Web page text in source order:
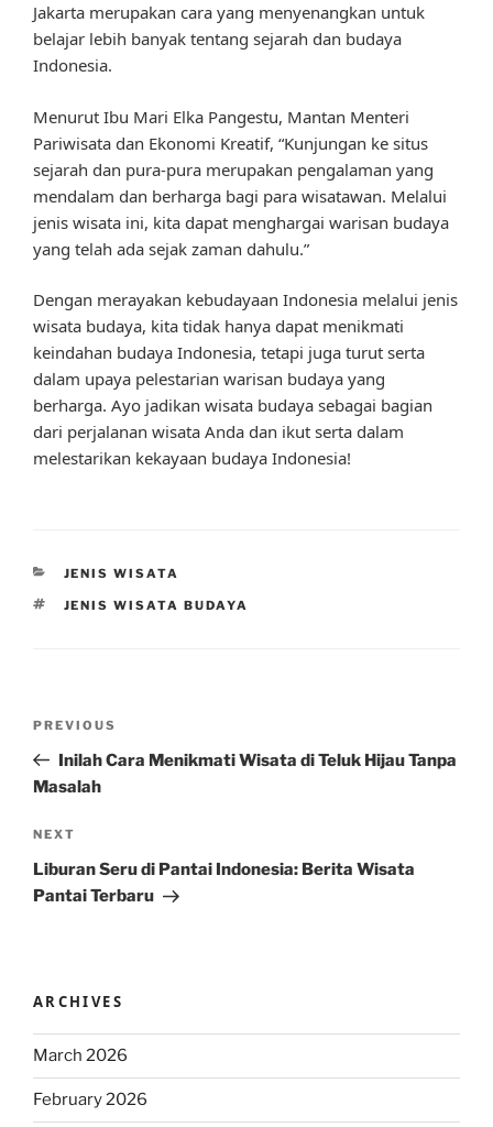
Jakarta merupakan cara yang menyenangkan untuk
belajar lebih banyak tentang sejarah dan budaya
Indonesia.
Menurut Ibu Mari Elka Pangestu, Mantan Menteri
Pariwisata dan Ekonomi Kreatif, “Kunjungan ke situs
sejarah dan pura-pura merupakan pengalaman yang
mendalam dan berharga bagi para wisatawan. Melalui
jenis wisata ini, kita dapat menghargai warisan budaya
yang telah ada sejak zaman dahulu.”
Dengan merayakan kebudayaan Indonesia melalui jenis
wisata budaya, kita tidak hanya dapat menikmati
keindahan budaya Indonesia, tetapi juga turut serta
dalam upaya pelestarian warisan budaya yang
berharga. Ayo jadikan wisata budaya sebagai bagian
dari perjalanan wisata Anda dan ikut serta dalam
melestarikan kekayaan budaya Indonesia!
CATEGORIES
JENIS WISATA
TAGS
JENIS WISATA BUDAYA
Previous
Post
PREVIOUS
Inilah Cara Menikmati Wisata di Teluk Hijau Tanpa
Masalah
Next
Post
NEXT
Liburan Seru di Pantai Indonesia: Berita Wisata
Pantai Terbaru
ARCHIVES
March 2026
February 2026